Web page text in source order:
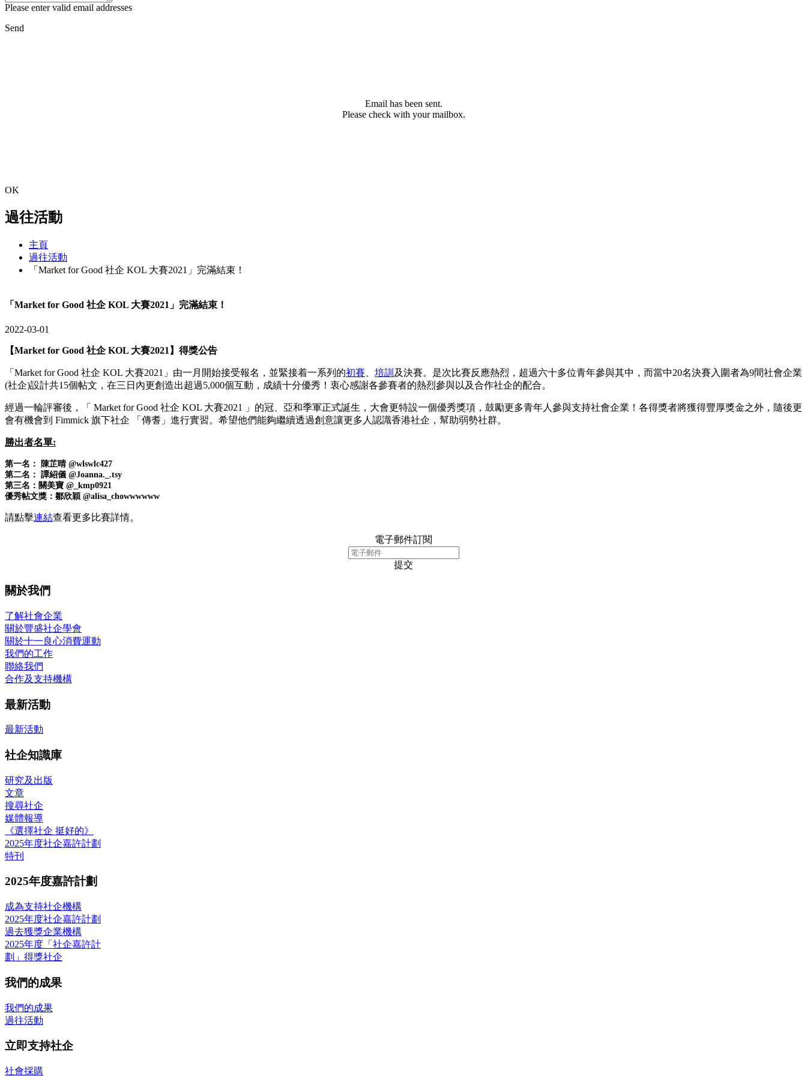
Please enter valid email addresses
Send
Email has been sent.
Please check with your mailbox.
OK
過往活動
主頁
過往活動
「Market for Good 社企 KOL 大賽2021」完滿結束！
「Market for Good 社企 KOL 大賽2021」完滿結束！
2022-03-01
【Market for Good 社企 KOL 大賽2021】得獎公告
「Market for Good 社企 KOL 大賽2021」由一月開始接受報名，並緊接着一系列的初賽 培訓 及決賽。是次比賽反應熱烈，超過六十多位青年參與其中，而當中20名決賽入圍者為9間社會企業
(社企)設計共15個帖文，在三日內更創造出超過5,000個互動，成績十分優秀！衷心感謝各參賽者的熱烈參與以及合作社企的配合。
經過一輪評審後，「 Market for Good 社企 KOL 大賽2021 」的冠、亞和季軍正式誕生，大會更特設一個優秀獎項，鼓勵更多青年人參與支持社會企業！各得獎者將獲得豐厚獎金之外，隨後更
會有機會到 Fimmick 旗下社企 「傳耆」進行實習。希望他們能夠繼續透過創意讓更多人認識香港社企，幫助弱勢社群。
勝出者名單:
第一名： 陳芷晴 @wlswlc427
第二名： 譚紹儀 @Joanna._.tsy
第三名：關美寶 @_kmp0921
優秀帖文獎：鄒欣穎 @alisa_chowwwwww
請點擊連結查看更多比賽詳情。
電子郵件訂閱
提交
關於我們
了解社會企業
關於豐盛社企學會
關於十一良心消費運動
我們的工作
聯絡我們
合作及支持機構
最新活動
最新活動
社企知識庫
研究及出版
文章
搜尋社企
媒體報導
《選擇社企 挺好的》
2025年度社企嘉許計劃
特刊
2025年度嘉許計劃
成為支持社企機構
2025年度社企嘉許計劃
過去獲獎企業機構
2025年度「社企嘉許計
劃」得獎社企
我們的成果
我們的成果
過往活動
立即支持社企
社會採購